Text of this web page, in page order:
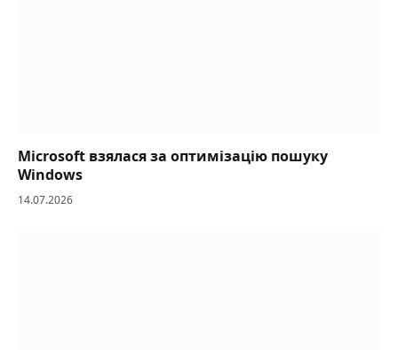
Microsoft взялася за оптимізацію пошуку
Windows
14.07.2026